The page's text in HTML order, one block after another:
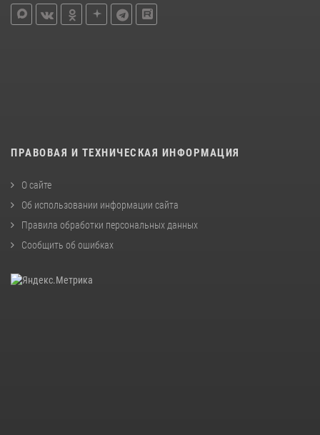
ПРАВОВАЯ И ТЕХНИЧЕСКАЯ ИНФОРМАЦИЯ
О сайте
Об использовании информации сайта
Правила обработки персональных данных
Сообщить об ошибках